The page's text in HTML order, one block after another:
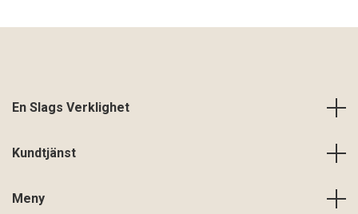
En Slags Verklighet
Kundtjänst
Meny